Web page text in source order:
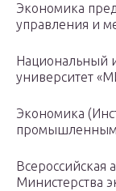
Экономика
управления и
Национальный
университет
Экономика
Всероссийская
Министерства